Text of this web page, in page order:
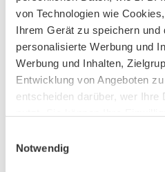
von Technologien wie
Ihrem Gerät zu speichern und
personalisierte Werbung und
Werbung und Inhalten,
Entwicklung von Angeboten
entscheiden darüber, wer Ihre
Trigger Symbol ändern oder
Notwendig